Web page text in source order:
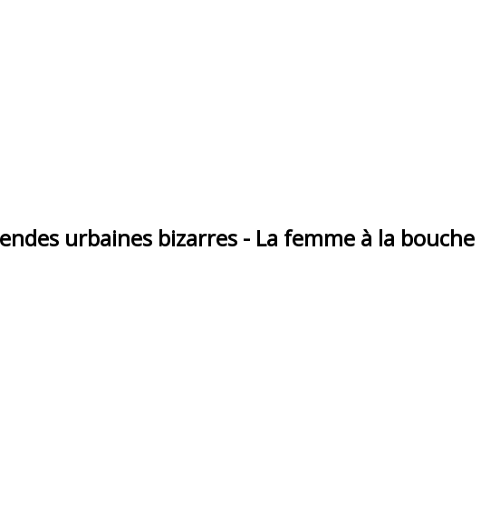
urbaines bizarres - La femme à la bouche